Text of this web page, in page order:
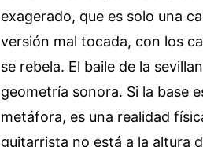
exagerado, que es solo una
versión mal tocada, con los
se rebela. El baile de la
geometría sonora. Si la base
metáfora, es una realidad
guitarrista no está a la altura